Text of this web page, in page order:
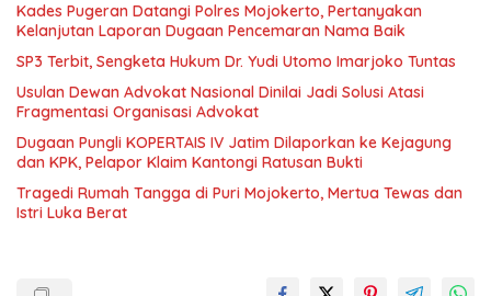
Kades Pugeran Datangi Polres Mojokerto, Pertanyakan
Kelanjutan Laporan Dugaan Pencemaran Nama Baik
SP3 Terbit, Sengketa Hukum Dr. Yudi Utomo Imarjoko Tuntas
Usulan Dewan Advokat Nasional Dinilai Jadi Solusi Atasi
Fragmentasi Organisasi Advokat
Dugaan Pungli KOPERTAIS IV Jatim Dilaporkan ke Kejagung
dan KPK, Pelapor Klaim Kantongi Ratusan Bukti
Tragedi Rumah Tangga di Puri Mojokerto, Mertua Tewas dan
Istri Luka Berat